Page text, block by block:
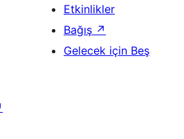
Etkinlikler
Bağış ↗
Gelecek için Beş